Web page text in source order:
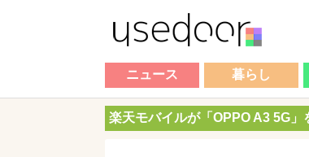
ニュース 暮らし
楽天モバイルが「OPPO A3 5G」